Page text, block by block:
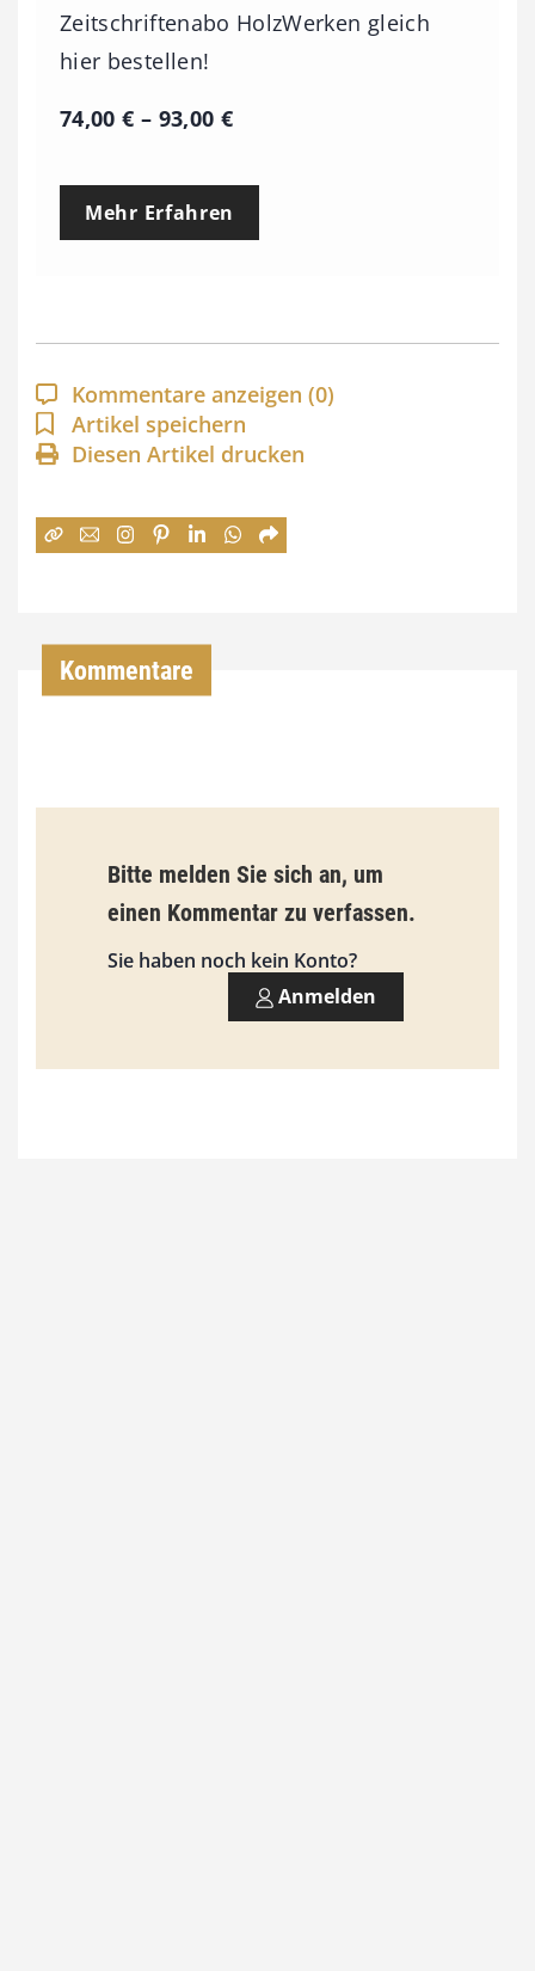
Zeitschriftenabo HolzWerken gleich
hier bestellen!
74,00€ – 93,00 €P
e
p
a
n
n
:
€
i
s
9
0
Mehr Erfahren
Kommentare anzeigen (0)
Artikel speichern
Diesen Artikel drucken
Kommentare
Bitte melden Sie sich an, um
einen Kommentar zu verfassen.
Sie haben noch kein Konto?
Anmelden